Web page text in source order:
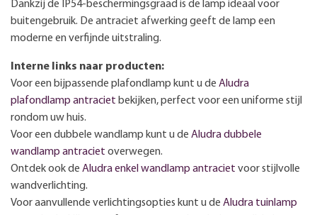
Dankzij de IP54-beschermingsgraad is de lamp ideaal voor
buitengebruik. De antraciet afwerking geeft de lamp een
moderne en verfijnde uitstraling.
Interne links naar producten:
Voor een bijpassende plafondlamp kunt u de Aludra
plafondlamp antraciet bekijken, perfect voor een uniforme stijl
rondom uw huis.
Voor een dubbele wandlamp kunt u de Aludra dubbele
wandlamp antraciet overwegen.
Ontdek ook de Aludra enkel wandlamp antraciet voor stijlvolle
wandverlichting.
Voor aanvullende verlichtingsopties kunt u de Aludra tuinlamp